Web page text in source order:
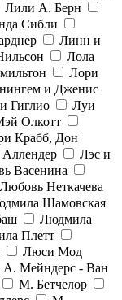
Лили А. Берн
Сибли
Линн и
Лола
Лори
и Дженис
Гиглио
Луи
Олкотт
Крабб, Дон
Лэс и
Васенина
Любовь Неткачева
Шамовская
Людмила
Плетт
Люси Мод
Мейндерс - Ван
М. Бетчелор